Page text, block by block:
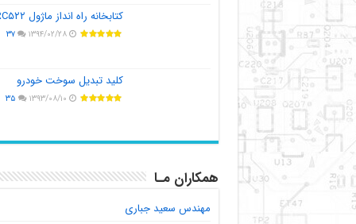
کتابخانه راه انداز ماژول MFRC۵۲۲
۱۳۹۴/۰۲/۲۸ ۳۷
کلید تبدیل سوخت خودرو
۱۳۹۳/۰۸/۱۰ ۳۵
همکاران مـا
مهندس سعید جباری